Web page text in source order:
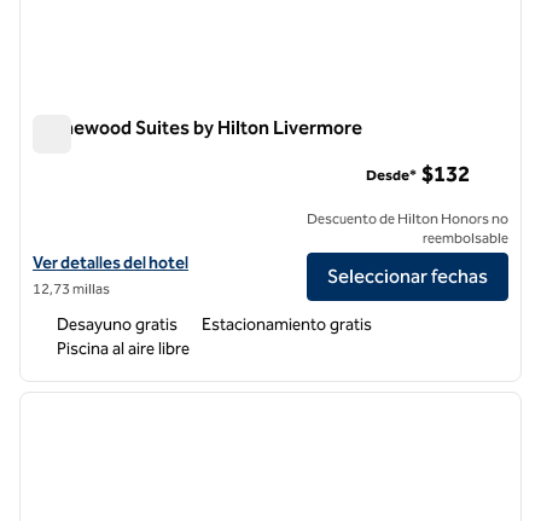
Homewood Suites by Hilton Livermore
Ver detalles del hotel Homewood Suites by Hilton Livermore
Ver detalles del hotel
12,73 millas
Desde* $132
Descuento de Hilton Honors no
reembolsable
Seleccionar fechas
Desayuno gratis
Estacionamiento gratis
Piscina al aire libre
1 de 12